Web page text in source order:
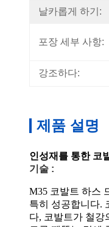
날카롭게 하기:
포장 세부 사항:
강조하다:
제품 설명
인성재를 통한 코
기술 :
M35 코발트 하스
특히 성공합니다.
다, 코발트가 철강